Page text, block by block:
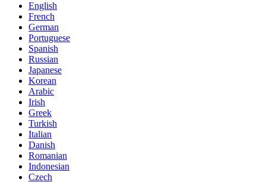
English
French
German
Portuguese
Spanish
Russian
Japanese
Korean
Arabic
Irish
Greek
Turkish
Italian
Danish
Romanian
Indonesian
Czech